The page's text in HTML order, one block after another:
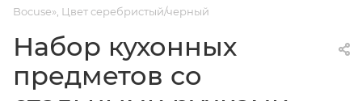
Bocuse», Цвет серебристый/черный
Набор кухонных
предметов со